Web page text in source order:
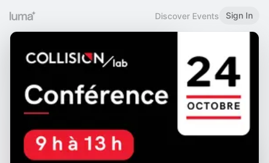
Discover Events Sign In